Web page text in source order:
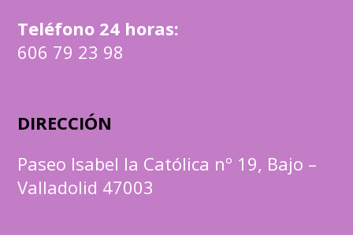
Teléfono 24 horas:
606 79 23 98
DIRECCIÓN
Paseo Isabel la Católica nº 19, Bajo –
Valladolid 47003